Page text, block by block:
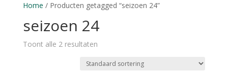
Home / Producten getagged “seizoen 24”
seizoen 24
Toont alle 2 resultaten